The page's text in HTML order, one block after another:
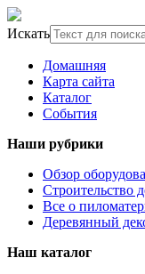
Искать
Домашняя
Карта сайта
Каталог
События
Наши рубрики
Обзор
Строительство
Все о
Деревянный
Наш каталог